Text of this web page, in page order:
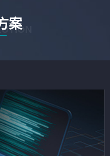
案